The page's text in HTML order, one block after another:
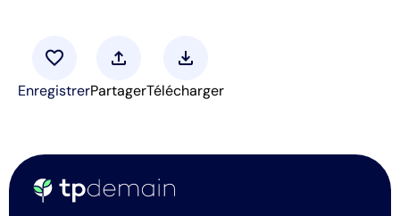
favorite
Enregistrer
upload
Partager
download
Télécharger